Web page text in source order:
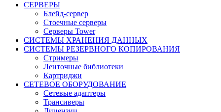
СЕРВЕРЫ
Блейд-сервер
Стоечные серверы
Серверы Tower
СИСТЕМЫ ХРАНЕНИЯ ДАННЫХ
СИСТЕМЫ РЕЗЕРВНОГО КОПИРОВАНИЯ
Стримеры
Ленточные библиотеки
Картриджи
СЕТЕВОЕ ОБОРУДОВАНИЕ
Сетевые адаптеры
Трансиверы